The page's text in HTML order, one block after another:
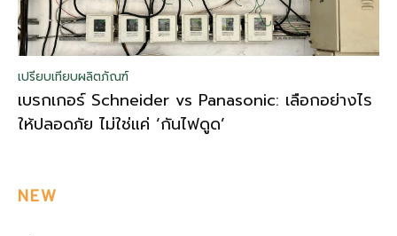
เปรียบเทียบผลิตภัณฑ์
เบรกเกอร์ Schneider vs Panasonic: เลือกอย่างไร
ให้ปลอดภัย ไม่ใช่แค่ ‘กันไฟดูด’
NEW